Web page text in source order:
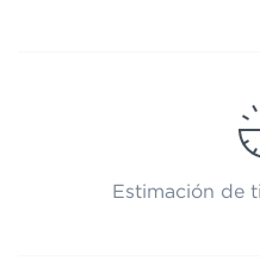
Estimación de